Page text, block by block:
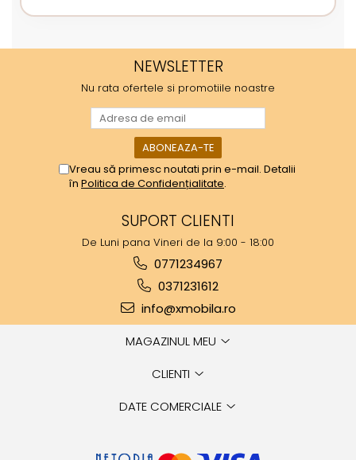
NEWSLETTER
Nu rata ofertele si promotiile noastre
Vreau să primesc noutati prin e-mail. Detalii
în Politica de Confidențialitate.
SUPORT CLIENTI
De Luni pana Vineri de la 9:00 - 18:00
0771234967
0371231612
info@xmobila.ro
MAGAZINUL MEU
CLIENTI
DATE COMERCIALE